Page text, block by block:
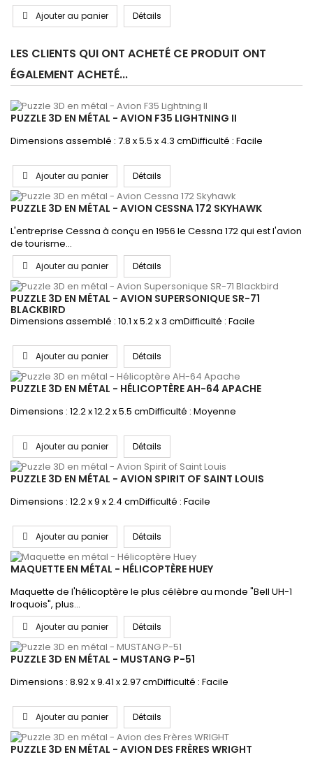
Ajouter au panier Détails
LES CLIENTS QUI ONT ACHETÉ CE PRODUIT ONT
ÉGALEMENT ACHETÉ...
PUZZLE 3D EN MÉTAL - AVION F35 LIGHTNING II
Dimensions assemblé : 7.8 x 5.5 x 4.3 cmDifficulté : Facile
Ajouter au panier Détails
PUZZLE 3D EN MÉTAL - AVION CESSNA 172 SKYHAWK
L'entreprise Cessna à conçu en 1956 le Cessna 172 qui est l'avion
de tourisme...
Ajouter au panier Détails
PUZZLE 3D EN MÉTAL - AVION SUPERSONIQUE SR-71
BLACKBIRD
Dimensions assemblé : 10.1 x 5.2 x 3 cmDifficulté : Facile
Ajouter au panier Détails
PUZZLE 3D EN MÉTAL - HÉLICOPTÈRE AH-64 APACHE
Dimensions : 12.2 x 12.2 x 5.5 cmDifficulté : Moyenne
Ajouter au panier Détails
PUZZLE 3D EN MÉTAL - AVION SPIRIT OF SAINT LOUIS
Dimensions : 12.2 x 9 x 2.4 cmDifficulté : Facile
Ajouter au panier Détails
MAQUETTE EN MÉTAL - HÉLICOPTÈRE HUEY
Maquette de l'hélicoptère le plus célèbre au monde "Bell UH-1
Iroquois", plus...
Ajouter au panier Détails
PUZZLE 3D EN MÉTAL - MUSTANG P-51
Dimensions : 8.92 x 9.41 x 2.97 cmDifficulté : Facile
Ajouter au panier Détails
PUZZLE 3D EN MÉTAL - AVION DES FRÈRES WRIGHT